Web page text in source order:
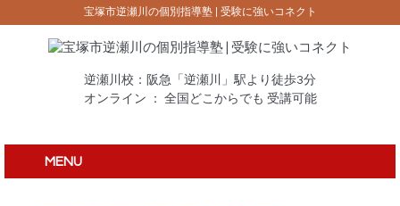
宝塚市逆瀬川の個別指導塾 | 受験に強いコネクト
逆瀬川校：阪急「逆瀬川」駅より徒歩3分
オンライン ： 全国どこからでも 受講可能
MENU